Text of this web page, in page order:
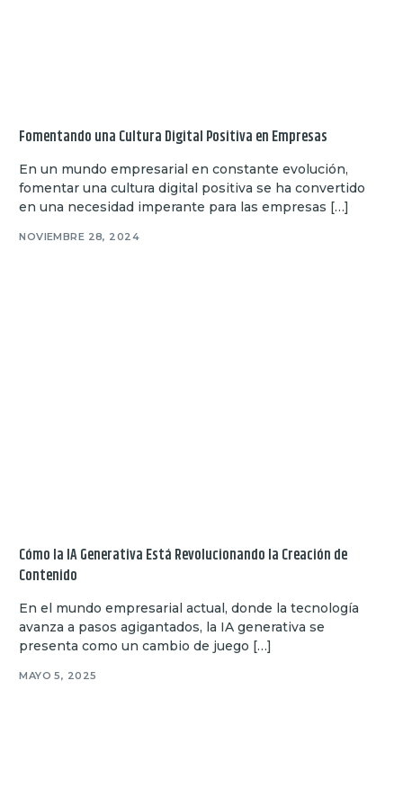
Fomentando una Cultura Digital Positiva en Empresas
En un mundo empresarial en constante evolución,
fomentar una cultura digital positiva se ha convertido
en una necesidad imperante para las empresas […]
NOVIEMBRE 28, 2024
Cómo la IA Generativa Está Revolucionando la Creación de
Contenido
En el mundo empresarial actual, donde la tecnología
avanza a pasos agigantados, la IA generativa se
presenta como un cambio de juego […]
MAYO 5, 2025